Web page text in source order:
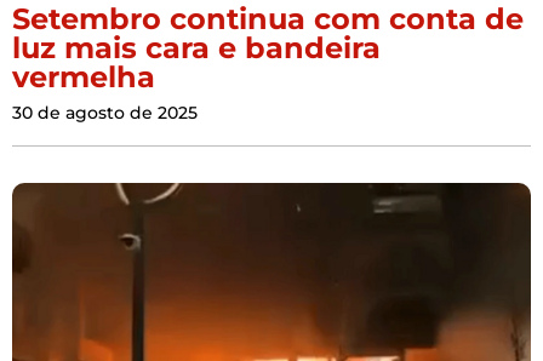
Setembro continua com conta de
luz mais cara e bandeira
vermelha
30 de agosto de 2025